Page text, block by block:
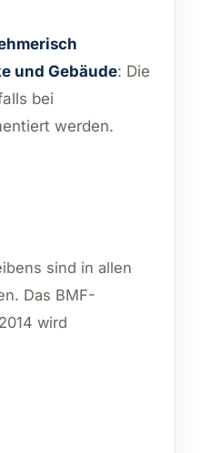
und Gebäude: Die
bei
werden.
sind in allen
Das BMF-
wird